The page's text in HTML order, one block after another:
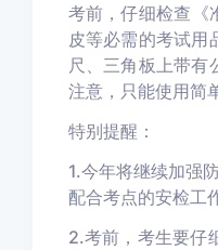
考前，仔细检查《
皮等必需的考试用
尺、三角板上带
注意，只能使用简
特别提醒：
1.今年将继续加强
配合考点的安检工
2.考前，考生要仔